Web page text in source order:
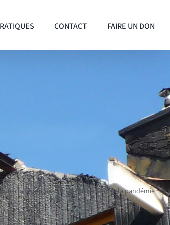
CONTACT FAIRE UN DON
à la fermeture afin de lutter contre la pandémie